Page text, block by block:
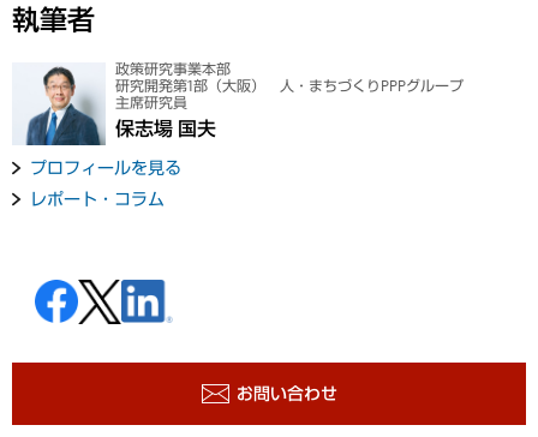
執筆者
政策研究事業本部
研究開発第1部（大阪） 人・まちづくりPPPグループ
主席研究員
保志場 国夫
プロフィールを見る
レポート・コラム
お問い合わせ